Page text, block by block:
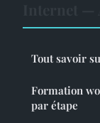
Tout savoir
Formation
par étape